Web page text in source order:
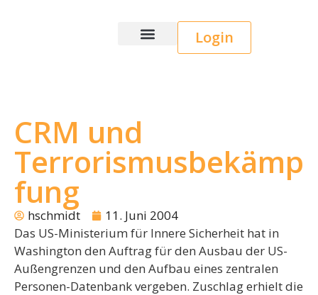
Login
CRM und
Terrorismusbekämp
fung
hschmidt
11. Juni 2004
Das US-Ministerium für Innere Sicherheit hat in
Washington den Auftrag für den Ausbau der US-
Außengrenzen und den Aufbau eines zentralen
Personen-Datenbank vergeben. Zuschlag erhielt die